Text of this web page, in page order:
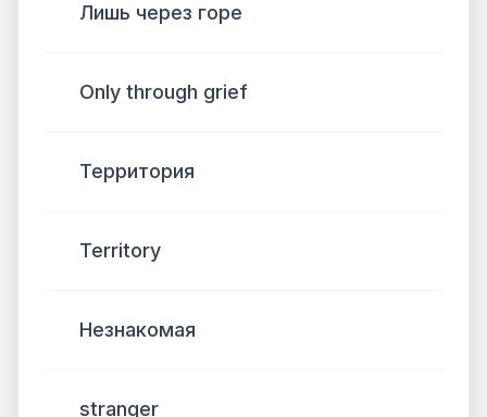
Лишь через горе
Only through grief
Территория
Territory
Незнакомая
stranger